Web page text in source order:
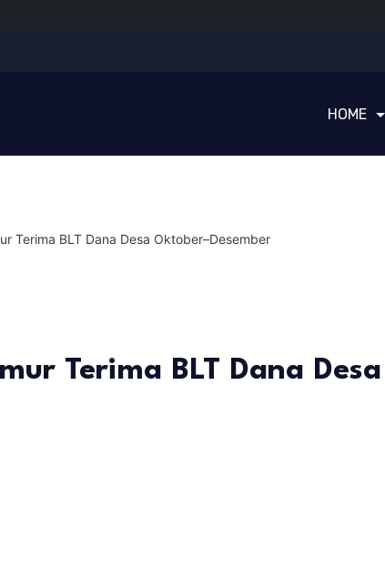
HOME
Terima BLT Dana Desa Oktober–Desember
Terima BLT Dana Desa